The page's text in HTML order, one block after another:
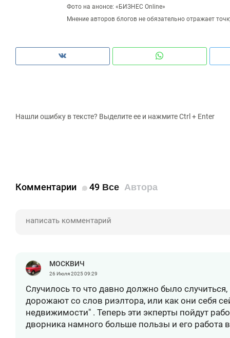
Фото на анонсе: «БИЗНЕС Online»
Мнение авторов блогов не обязательно отражает
Нашли ошибку в тексте? Выделите ее и нажмите Ctrl + Enter
Комментарии 49 Все Автора
МОСКВИЧ
26 Июля 202509:29
Случилось то что давно должно было
дорожают со слов риэлтора, или как они себя
недвижимости" . Теперь эти экперты пойдут
дворника намного больше пользы и его работа